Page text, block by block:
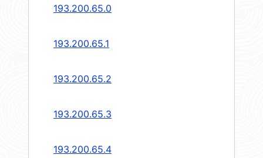
193.200.65.0
193.200.65.1
193.200.65.2
193.200.65.3
193.200.65.4